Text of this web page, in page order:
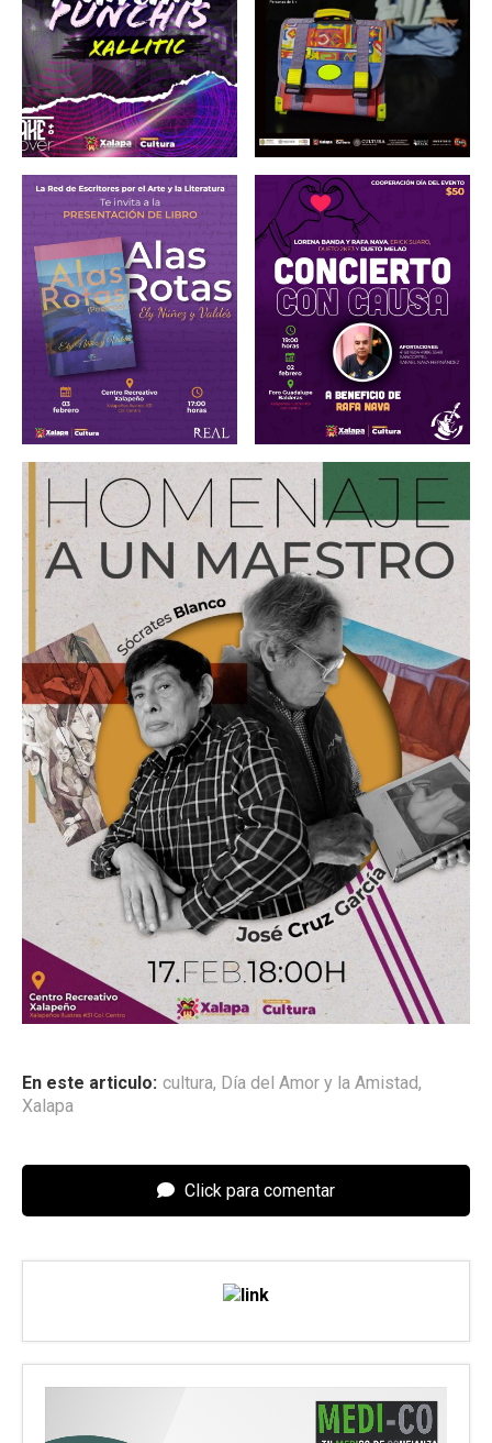
En este articulo: cultura, Día del Amor y la Amistad,
Xalapa
Click para comentar